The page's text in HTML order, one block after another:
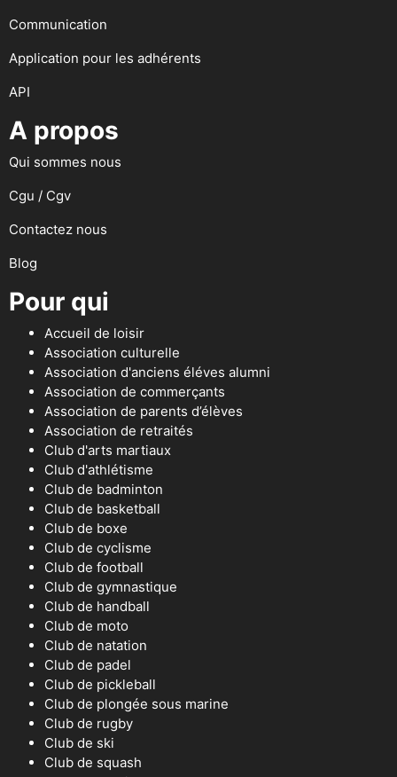
Communication
Application pour les adhérents
API
A propos
Qui sommes nous
Cgu / Cgv
Contactez nous
Blog
Pour qui
Accueil de loisir
Association culturelle
Association d'anciens éléves alumni
Association de commerçants
Association de parents d’élèves
Association de retraités
Club d'arts martiaux
Club d'athlétisme
Club de badminton
Club de basketball
Club de boxe
Club de cyclisme
Club de football
Club de gymnastique
Club de handball
Club de moto
Club de natation
Club de padel
Club de pickleball
Club de plongée sous marine
Club de rugby
Club de ski
Club de squash